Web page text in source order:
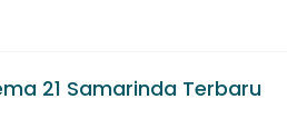
21 Samarinda Terbaru